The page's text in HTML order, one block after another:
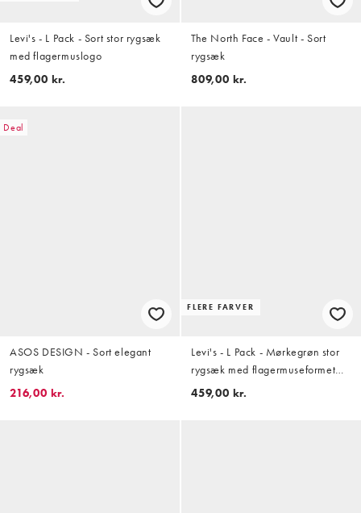
Levi's - L Pack - Sort stor rygsæk
med flagermuslogo
459,00 kr.
The North Face - Vault - Sort
rygsæk
809,00 kr.
Deal
ASOS DESIGN - Sort elegant
rygsæk
216,00 kr.
FLERE FARVER
Levi's - L Pack - Mørkegrøn stor
rygsæk med flagermuseformet
logo
459,00 kr.